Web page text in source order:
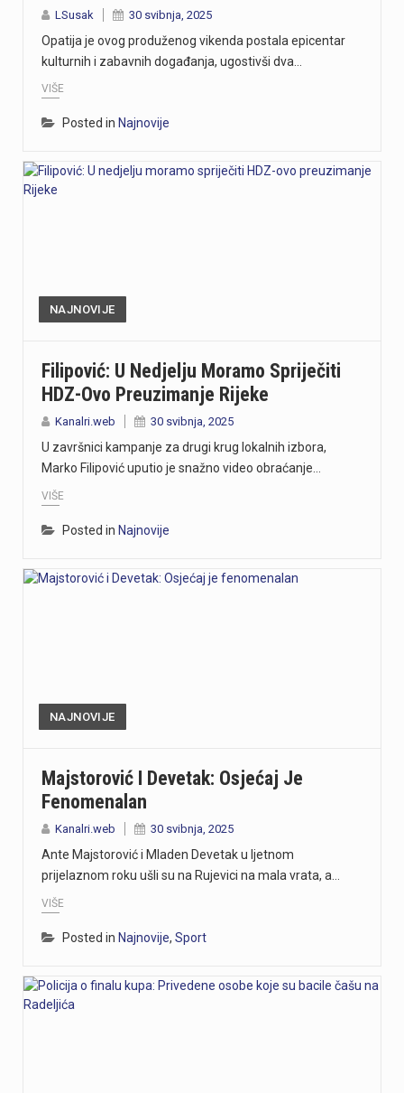
LSusak 30 svibnja, 2025
Opatija je ovog produženog vikenda postala epicentar
kulturnih i zabavnih događanja, ugostivši dva…
VIŠE
Posted in Najnovije
NAJNOVIJE
Filipović: U Nedjelju Moramo Spriječiti
HDZ-Ovo Preuzimanje Rijeke
Kanalri.web 30 svibnja, 2025
U završnici kampanje za drugi krug lokalnih izbora,
Marko Filipović uputio je snažno video obraćanje…
VIŠE
Posted in Najnovije
NAJNOVIJE
Majstorović I Devetak: Osjećaj Je
Fenomenalan
Kanalri.web 30 svibnja, 2025
Ante Majstorović i Mladen Devetak u ljetnom
prijelaznom roku ušli su na Rujevici na mala vrata, a…
VIŠE
Posted in Najnovije, Sport